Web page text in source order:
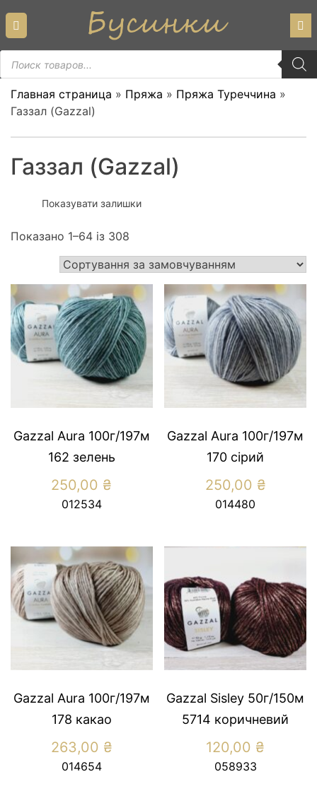
content
Пошук
товарів
Главная страница » Пряжа » Пряжа Туреччина »
Газзал (Gazzal)
Газзал (Gazzal)
Показувати залишки
Показано 1–64 із 308
Gazzal Aura 100г/197м
162 зелень
250,00 ₴
012534
Gazzal Aura 100г/197м
170 сірий
250,00 ₴
014480
Gazzal Aura 100г/197м
178 какао
263,00 ₴
014654
Gazzal Sisley 50г/150м
5714 коричневий
120,00 ₴
058933